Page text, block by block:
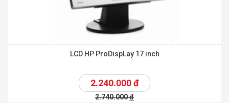
LCD HP ProDispLay 17 inch
2.240.000đ
2.740.000đ